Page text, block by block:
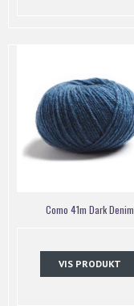
Como 41m Dark Denim
VIS PRODUKT